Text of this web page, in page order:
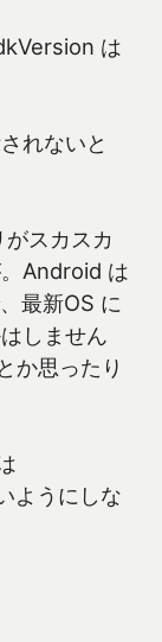
は
れないと
スカスカ
Android は
最新OS に
しません
か思ったり
ようにしな